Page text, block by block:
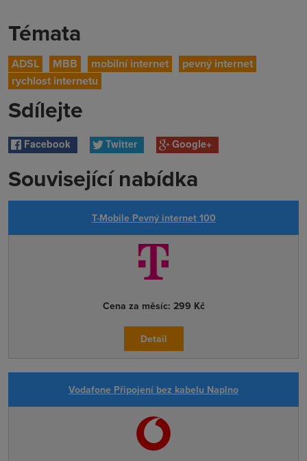
Témata
ADSL MBB mobilní internet
pevný internet
rychlost internetu
Sdílejte
Facebook Twitter Google+
Související nabídka
T-Mobile Pevný internet 100
Cena za měsíc: 299 Kč
Detail
Vodafone Připojení bez kabelu Naplno